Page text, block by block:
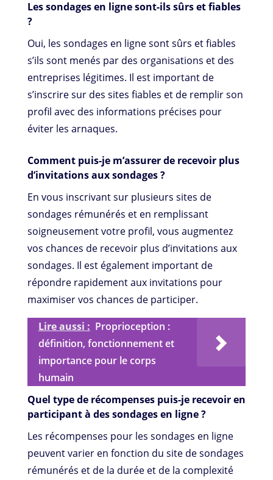
Les sondages en ligne sont-ils sûrs et fiables
?
Oui, les sondages en ligne sont sûrs et fiables
s’ils sont menés par des organisations et des
entreprises légitimes. Il est important de
s’inscrire sur des sites fiables et de remplir son
profil avec des informations précises pour
éviter les arnaques.
Comment puis-je m’assurer de recevoir plus
d’invitations aux sondages ?
En vous inscrivant sur plusieurs sites de
sondages rémunérés et en remplissant
soigneusement votre profil, vous augmentez
vos chances de recevoir plus d’invitations aux
sondages. Il est également important de
répondre rapidement aux invitations pour
maximiser vos chances de participer.
Lire aussi : Proprioception :
définition, fonctionnement et
importance pour le corps
humain
Quel type de récompenses puis-je recevoir en
participant à des sondages en ligne ?
Les récompenses pour les sondages en ligne
peuvent varier en fonction du site de sondages
rémunérés et de la durée et de la complexité